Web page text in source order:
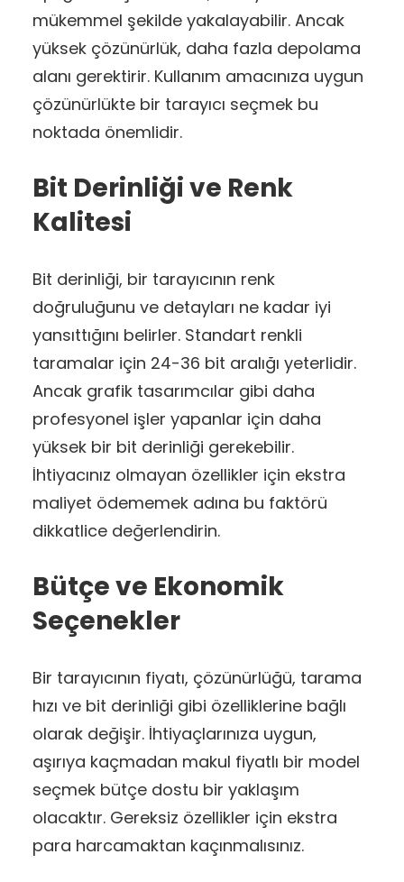
mükemmel şekilde yakalayabilir. Ancak
yüksek çözünürlük, daha fazla depolama
alanı gerektirir. Kullanım amacınıza uygun
çözünürlükte bir tarayıcı seçmek bu
noktada önemlidir.
Bit Derinliği ve Renk
Kalitesi
Bit derinliği, bir tarayıcının renk
doğruluğunu ve detayları ne kadar iyi
yansıttığını belirler. Standart renkli
taramalar için 24-36 bit aralığı yeterlidir.
Ancak grafik tasarımcılar gibi daha
profesyonel işler yapanlar için daha
yüksek bir bit derinliği gerekebilir.
İhtiyacınız olmayan özellikler için ekstra
maliyet ödememek adına bu faktörü
dikkatlice değerlendirin.
Bütçe ve Ekonomik
Seçenekler
Bir tarayıcının fiyatı, çözünürlüğü, tarama
hızı ve bit derinliği gibi özelliklerine bağlı
olarak değişir. İhtiyaçlarınıza uygun,
aşırıya kaçmadan makul fiyatlı bir model
seçmek bütçe dostu bir yaklaşım
olacaktır. Gereksiz özellikler için ekstra
para harcamaktan kaçınmalısınız.